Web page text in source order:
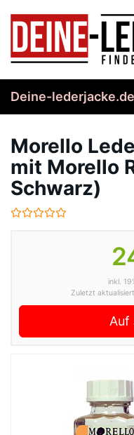
content
Deine-lederjacke.de
Morello
mit Morello
Schwarz)
inkl.
Zuletzt
Auf